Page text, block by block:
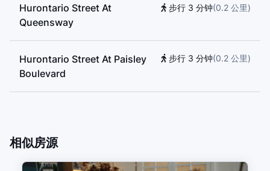
Hurontario Street At
Queensway
步行 3 分钟(0.2 公里)
Hurontario Street At Paisley
Boulevard
步行 3 分钟(0.2 公里)
相似房源